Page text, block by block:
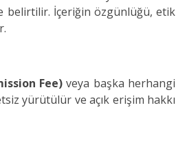
belirtilir. İçeriğin özgünlüğü, etik
Fee) veya başka herhangi
yürütülür ve açık erişim hakkı